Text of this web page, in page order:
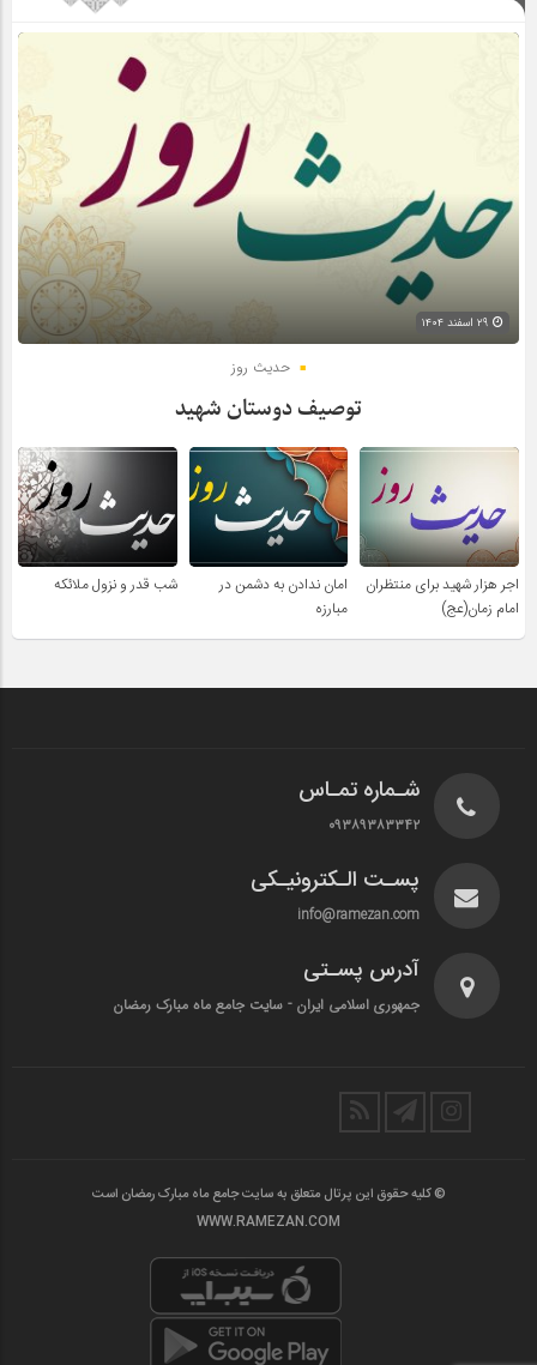
حدیث روز
توصیف دوستان شهید
اجر هزار شهید برای منتظران
امام زمان(عج)
امان ندادن به دشمن در
مبارزه
شب قدر و نزول ملائکه
شـماره تمـاس
۰۹۳۸۹۳۸۳۳۴۲
پسـت الـکترونیـکی
info@ramezan.com
آدرس پسـتی
جمهوری اسلامی ایران - سایت جامع ماه مبارک رمضان
© کلیه حقوق این پرتال متعلق به سایت جامع ماه مبارک رمضان است
WWW.RAMEZAN.COM